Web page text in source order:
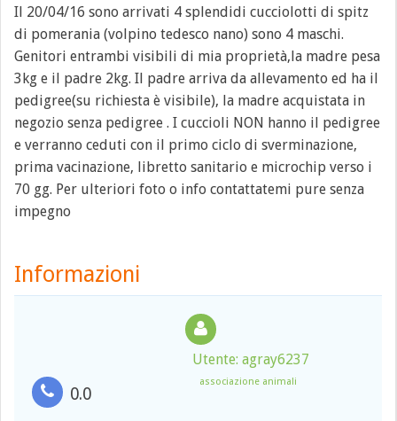
Il 20/04/16 sono arrivati 4 splendidi cucciolotti di spitz
di pomerania (volpino tedesco nano) sono 4 maschi.
Genitori entrambi visibili di mia proprietà,la madre pesa
3kg e il padre 2kg. Il padre arriva da allevamento ed ha il
pedigree(su richiesta è visibile), la madre acquistata in
negozio senza pedigree . I cuccioli NON hanno il pedigree
e verranno ceduti con il primo ciclo di sverminazione,
prima vacinazione, libretto sanitario e microchip verso i
70 gg. Per ulteriori foto o info contattatemi pure senza
impegno
Informazioni
0.0
Utente: agray6237
associazione animali